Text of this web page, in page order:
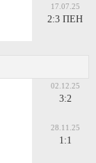
17.07.25
2:3 ПЕН
02.12.25
3:2
28.11.25
1:1